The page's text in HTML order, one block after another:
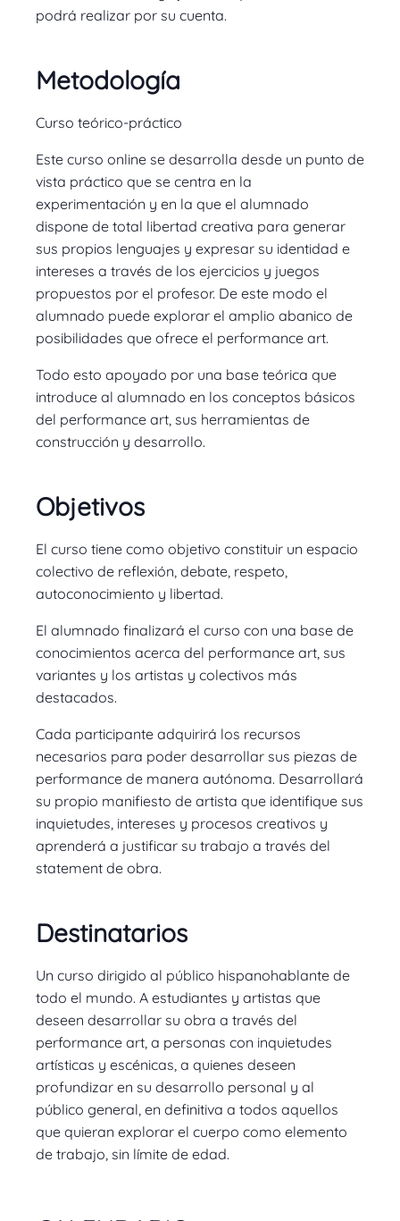
podrá realizar por su cuenta.
Metodología
Curso teórico-práctico
Este curso online se desarrolla desde un punto de
vista práctico que se centra en la
experimentación y en la que el alumnado
dispone de total libertad creativa para generar
sus propios lenguajes y expresar su identidad e
intereses a través de los ejercicios y juegos
propuestos por el profesor. De este modo el
alumnado puede explorar el amplio abanico de
posibilidades que ofrece el performance art.
Todo esto apoyado por una base teórica que
introduce al alumnado en los conceptos básicos
del performance art, sus herramientas de
construcción y desarrollo.
Objetivos
El curso tiene como objetivo constituir un espacio
colectivo de reflexión, debate, respeto,
autoconocimiento y libertad.
El alumnado finalizará el curso con una base de
conocimientos acerca del performance art, sus
variantes y los artistas y colectivos más
destacados.
Cada participante adquirirá los recursos
necesarios para poder desarrollar sus piezas de
performance de manera autónoma. Desarrollará
su propio manifiesto de artista que identifique sus
inquietudes, intereses y procesos creativos y
aprenderá a justificar su trabajo a través del
statement de obra.
Destinatarios
Un curso dirigido al público hispanohablante de
todo el mundo. A estudiantes y artistas que
deseen desarrollar su obra a través del
performance art, a personas con inquietudes
artísticas y escénicas, a quienes deseen
profundizar en su desarrollo personal y al
público general, en definitiva a todos aquellos
que quieran explorar el cuerpo como elemento
de trabajo, sin límite de edad.